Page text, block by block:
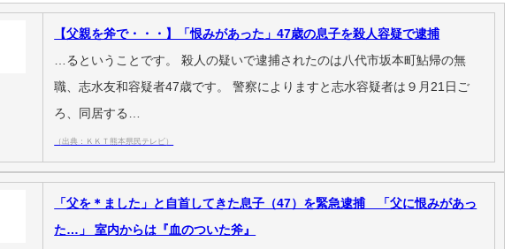
【父親を斧で・・・】「恨みがあった」47歳の息子を殺人容疑で逮捕
…るということです。 殺人の疑いで逮捕されたのは八代市坂本町鮎帰の無
職、志水友和容疑者47歳です。 警察によりますと志水容疑者は９月21日ご
ろ、同居する…
（出典：ＫＫＴ熊本県民テレビ）
「父を＊ました」と自首してきた息子（47）を緊急逮捕 「父に恨みがあっ
た…」 室内からは『血のついた斧』